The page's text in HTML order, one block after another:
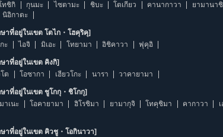
ทชิกิ กุนมะ ไซตามะ ชิบะ โตเกียว คานากาวา
ยามานาชิ
นิอิกาตะ
าที่อยู่ในเขต โตไก・โฮคุริคุ]
ะ ไอจิ มิเอะ โทยามา อิชิคาวา ฟุคุอิ
าที่อยู่ในเขต คิงกิ]
ต โอซากา เฮียวโกะ นารา วาคายามา
าที่อยู่ในเขต ชูโกกุ・ชิโกกุ]
าเนะ โอคายามา ฮิโรชิมา ยามากุจิ โทคุชิมา คากาวา
าที่อยู่ในเขต คิวชู・โอกินาวา]